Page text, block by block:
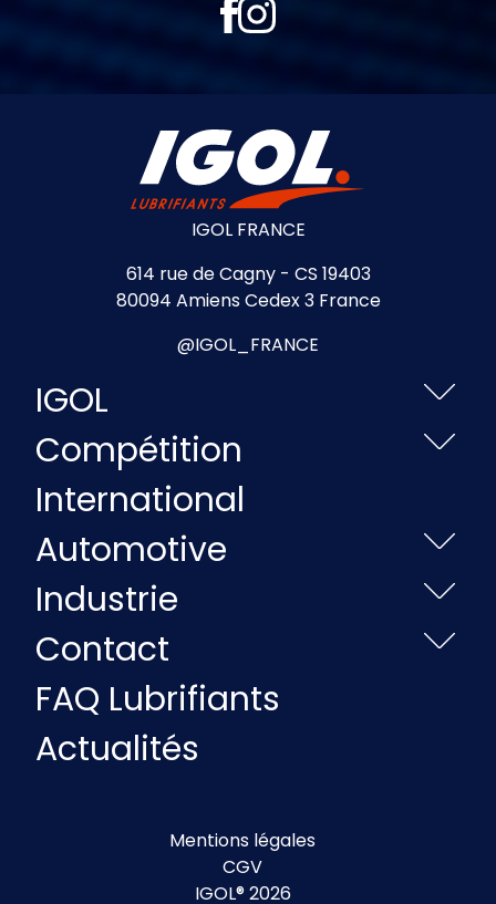
IGOL FRANCE
614 rue de Cagny - CS 19403
80094 Amiens Cedex 3 France
@IGOL_FRANCE
IGOL
Compétition
International
Automotive
Industrie
Contact
FAQ Lubrifiants
Actualités
Mentions légales
CGV
IGOL® 2026